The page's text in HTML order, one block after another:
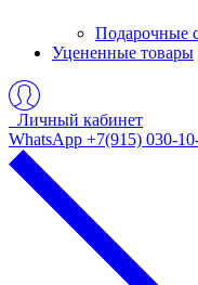
Подарочные
Уцененные товары
Личный кабинет
WhatsApp +7(915) 030-